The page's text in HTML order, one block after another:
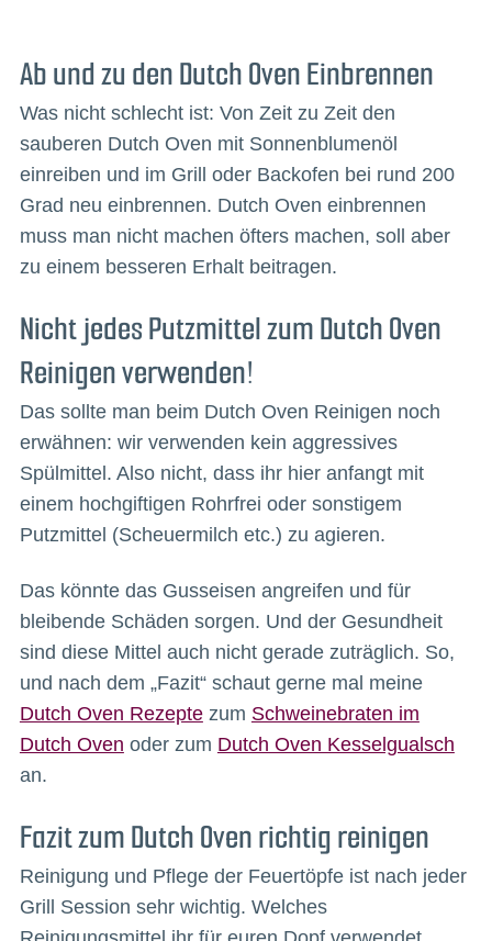
Ab und zu den Dutch Oven Einbrennen
Was nicht schlecht ist: Von Zeit zu Zeit den
sauberen Dutch Oven mit Sonnenblumenöl
einreiben und im Grill oder Backofen bei rund 200
Grad neu einbrennen. Dutch Oven einbrennen
muss man nicht machen öfters machen, soll aber
zu einem besseren Erhalt beitragen.
Nicht jedes Putzmittel zum Dutch Oven
Reinigen verwenden!
Das sollte man beim Dutch Oven Reinigen noch
erwähnen: wir verwenden kein aggressives
Spülmittel. Also nicht, dass ihr hier anfangt mit
einem hochgiftigen Rohrfrei oder sonstigem
Putzmittel (Scheuermilch etc.) zu agieren.
Das könnte das Gusseisen angreifen und für
bleibende Schäden sorgen. Und der Gesundheit
sind diese Mittel auch nicht gerade zuträglich. So,
und nach dem „Fazit“ schaut gerne mal meine
Dutch Oven Rezeptezum Schweinebraten im
Dutch Oven oder zum Dutch Oven Kesselgualsch
an.
Fazit zum Dutch Oven richtig reinigen
Reinigung und Pflege der Feuertöpfe ist nach jeder
Grill Session sehr wichtig. Welches